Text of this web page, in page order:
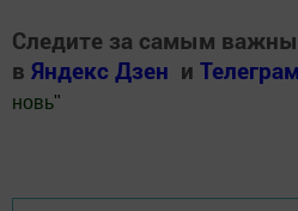
Следите за самым
в Яндекс Дзен и
новь"